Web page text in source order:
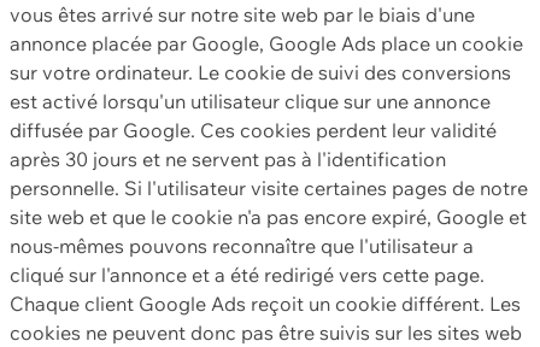
vous êtes arrivé sur notre site web par le biais d'une
annonce placée par Google, Google Ads place un cookie
sur votre ordinateur. Le cookie de suivi des conversions
est activé lorsqu'un utilisateur clique sur une annonce
diffusée par Google. Ces cookies perdent leur validité
après 30 jours et ne servent pas à l'identification
personnelle. Si l'utilisateur visite certaines pages de notre
site web et que le cookie n'a pas encore expiré, Google et
nous-mêmes pouvons reconnaître que l'utilisateur a
cliqué sur l'annonce et a été redirigé vers cette page.
Chaque client Google Ads reçoit un cookie différent. Les
cookies ne peuvent donc pas être suivis sur les sites web